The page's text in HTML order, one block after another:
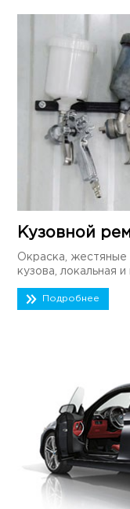
Кузовной
Окраска, жестяные
кузова, локальная и
Подробнее